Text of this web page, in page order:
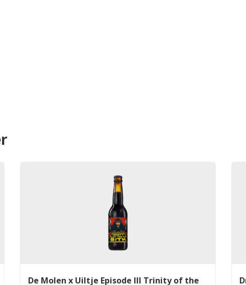
De Molen x Uiltje Episode III Trinity of the